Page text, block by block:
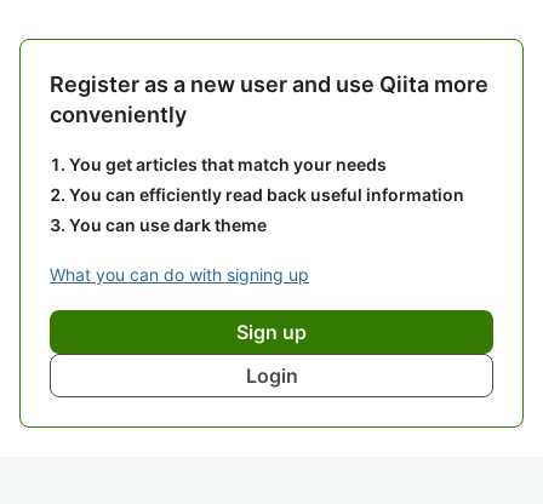
Register as a new user and use Qiita more
conveniently
You get articles that match your needs
You can efficiently read back useful information
You can use dark theme
What you can do with signing up
Sign up
Login